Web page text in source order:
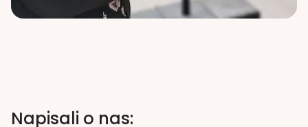
Napisali o nas: